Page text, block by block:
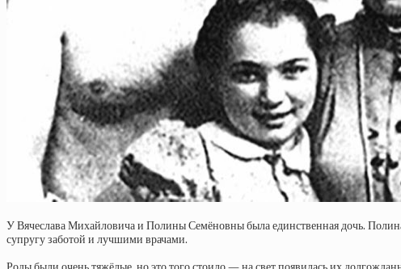
У Вячеслава Михайловича и Полины Семёновны была единственная дочь.
супругу заботой и лучшими врачами.